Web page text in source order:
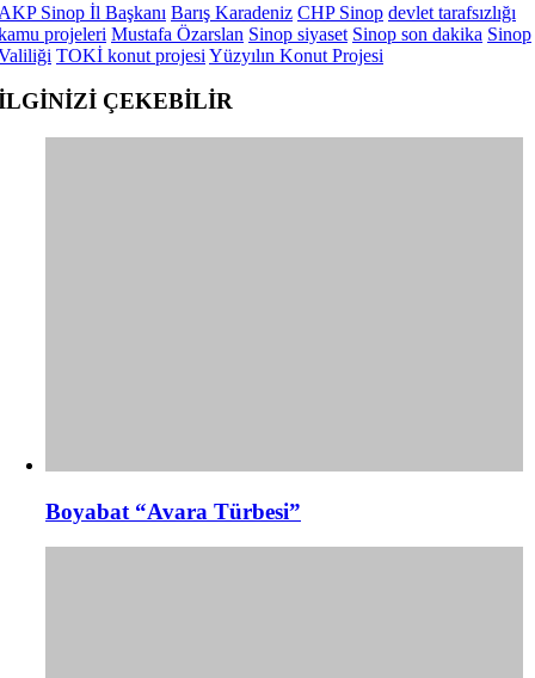
Sinop İl Başkanı Barış Karadeniz CHP Sinop devlet tarafsızlığı
projeleri Mustafa Özarslan Sinop siyaset Sinop son dakika Sinop
TOKİ konut projesi Yüzyılın Konut Projesi
ÇEKEBİLİR
Boyabat “Avara Türbesi”